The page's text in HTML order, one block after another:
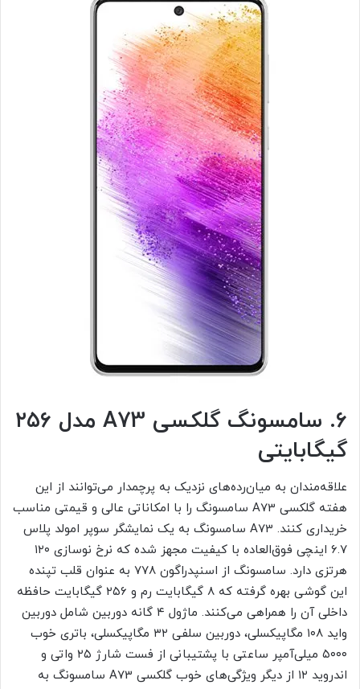
۶. سامسونگ گلکسی A73 مدل ۲۵۶
گیگابایتی
علاقه‌مندان به میان‌رده‌های نزدیک به پرچمدار می‌توانند از این
هفته گلکسی A73 سامسونگ را با امکاناتی عالی و قیمتی مناسب
خریداری کنند. A73 سامسونگ به یک نمایشگر سوپر امولد پلاس
۶.۷ اینچی فوق‌العاده با کیفیت مجهز شده که نرخ نوسازی ۱۲۰
هرتزی دارد. سامسونگ از اسنپدراگون ۷۷۸ به عنوان قلب تپنده
این گوشی بهره گرفته که ۸ گیگابایت رم و ۲۵۶ گیگابایت حافظه‌
داخلی آن را همراهی می‌کنند. ماژول ۴ گانه دوربین شامل دوربین
واید ۱۰۸ مگاپیکسلی، دوربین سلفی ۳۲ مگاپیکسلی، باتری خوب
۵۰۰۰ میلی‌آمپر ساعتی با پشتیبانی از فست شارژ ۲۵ واتی و
اندروید ۱۲ از دیگر ویژگی‌های خوب گلکسی A73 سامسونگ به